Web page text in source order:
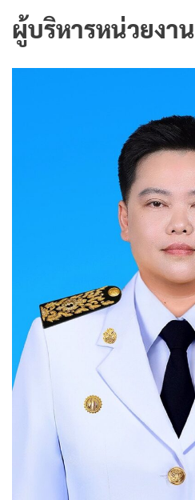
ผู้บริหารหน่วยงาน